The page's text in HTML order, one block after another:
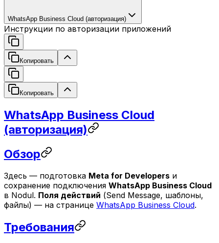
WhatsApp Business Cloud (авторизация)
Инструкции по авторизации приложений
Копировать
Копировать
WhatsApp Business Cloud
(авторизация)
Обзор
Здесь — подготовка Meta for Developers и
сохранение подключения WhatsApp Business Cloud
в Nodul. Поля действий (Send Message, шаблоны,
файлы) — на странице WhatsApp Business Cloud.
Требования